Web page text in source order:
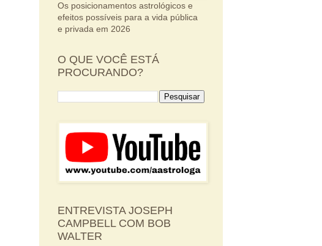
Os posicionamentos astrológicos e
efeitos possíveis para a vida pública
e privada em 2026
O QUE VOCÊ ESTÁ
PROCURANDO?
ENTREVISTA JOSEPH
CAMPBELL COM BOB
WALTER